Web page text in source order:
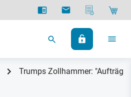
Trumps Zollhammer: "Aufträge